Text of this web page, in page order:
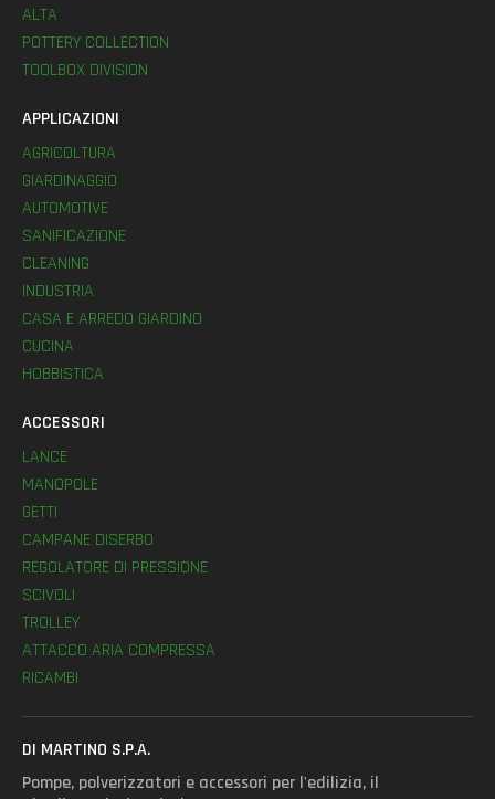
ALTA
POTTERY COLLECTION
TOOLBOX DIVISION
APPLICAZIONI
AGRICOLTURA
GIARDINAGGIO
AUTOMOTIVE
SANIFICAZIONE
CLEANING
INDUSTRIA
CASA E ARREDO GIARDINO
CUCINA
HOBBISTICA
ACCESSORI
LANCE
MANOPOLE
GETTI
CAMPANE DISERBO
REGOLATORE DI PRESSIONE
SCIVOLI
TROLLEY
ATTACCO ARIA COMPRESSA
RICAMBI
DI MARTINO S.P.A.
Pompe, polverizzatori e accessori per l'edilizia, il